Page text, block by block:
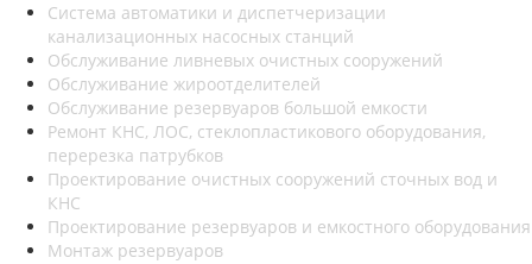
Система автоматики и диспетчеризации
канализационных насосных станций
Обслуживание ливневых очистных сооружений
Обслуживание жироотделителей
Обслуживание резервуаров большой емкости
Ремонт КНС, ЛОС, стеклопластикового оборудования,
перерезка патрубков
Проектирование очистных сооружений сточных вод и
КНС
Проектирование резервуаров и емкостного оборудования
Монтаж резервуаров